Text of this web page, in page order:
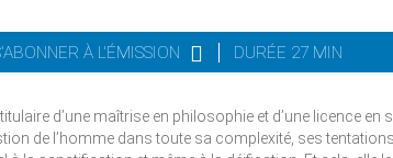
À L'ÉMISSION DURÉE 27 MIN
d’une maîtrise en philosophie et d’une licence en
de l’homme dans toute sa complexité, ses